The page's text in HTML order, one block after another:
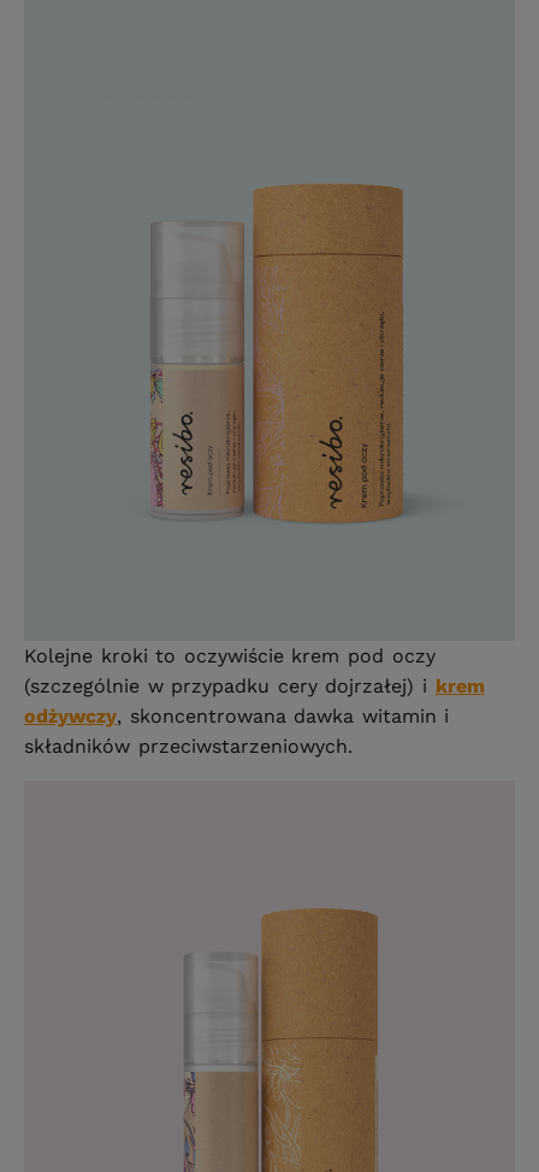
Kolejne kroki to oczywiście krem pod oczy
(szczególnie w przypadku cery dojrzałej) i krem
odżywczy, skoncentrowana dawka witamin i
składników przeciwstarzeniowych.